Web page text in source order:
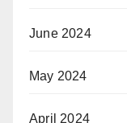
June 2024
May 2024
April 2024